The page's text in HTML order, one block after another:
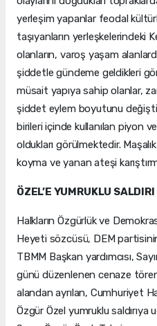
yerleşim yapanlar feodal
taşıyanların yerleşkelerindeki
olanların, varoş yaşam
şiddetle gündeme geldikleri
müsait yapıya sahip olanlar,
şiddet eylem boyutunu
birileri içinde kullanılan piyon
oldukları görülmektedir.
koyma ve yanan ateşi
ÖZEL’E YUMRUKLU SALDIRI
Halkların Özgürlük ve
Heyeti sözcüsü, DEM
TBMM Başkan yardımcısı,
günü düzenlenen cenaze
alandan ayrılan, Cumhuriyet
Özgür Özel yumruklu saldırıya